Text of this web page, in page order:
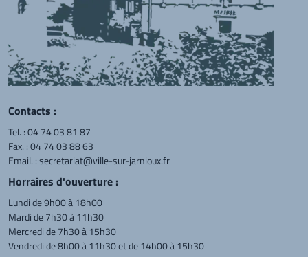
Contacts :
Tel. :04 74 03 81 87
Fax. : 04 74 03 88 63
Email. :secretariat@ville-sur-jarnioux.fr
Horraires d'ouverture :
Lundi de 9h00 à 18h00
Mardi de 7h30 à 11h30
Mercredi de 7h30 à 15h30
Vendredi de 8h00 à 11h30 et de 14h00 à 15h30